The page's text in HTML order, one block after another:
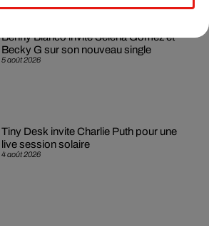
5 août 2026
Benny Blanco invite Selena Gomez et
Becky G sur son nouveau single
4 août 2026
Tiny Desk invite Charlie Puth pour une
live session solaire